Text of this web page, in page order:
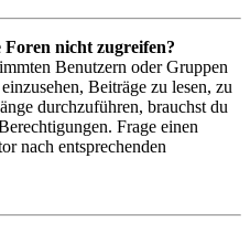
nicht zugreifen?
Benutzern oder Gruppen
Beiträge zu lesen, zu
durchzuführen, brauchst du
Frage einen
nach entsprechenden